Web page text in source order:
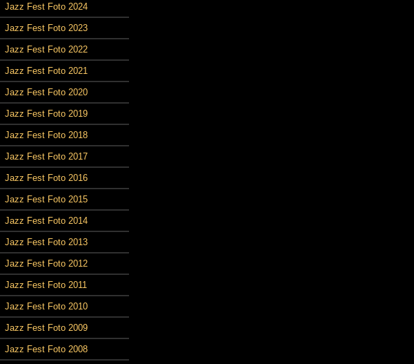
Jazz Fest Foto 2024
Jazz Fest Foto 2023
Jazz Fest Foto 2022
Jazz Fest Foto 2021
Jazz Fest Foto 2020
Jazz Fest Foto 2019
Jazz Fest Foto 2018
Jazz Fest Foto 2017
Jazz Fest Foto 2016
Jazz Fest Foto 2015
Jazz Fest Foto 2014
Jazz Fest Foto 2013
Jazz Fest Foto 2012
Jazz Fest Foto 2011
Jazz Fest Foto 2010
Jazz Fest Foto 2009
Jazz Fest Foto 2008